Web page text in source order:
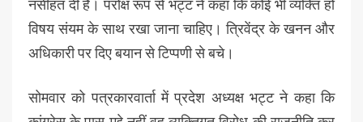
नसीहत दी है। परोक्ष रूप से भट्ट ने कहा कि कोई भी व्यक्ति हो
विषय संयम के साथ रखा जाना चाहिए। त्रिवेंद्र के खनन और
अधिकारी पर दिए बयान से टिप्पणी से बचे।
सोमवार को पत्रकारवार्ता में प्रदेश अध्यक्ष भट्ट ने कहा कि